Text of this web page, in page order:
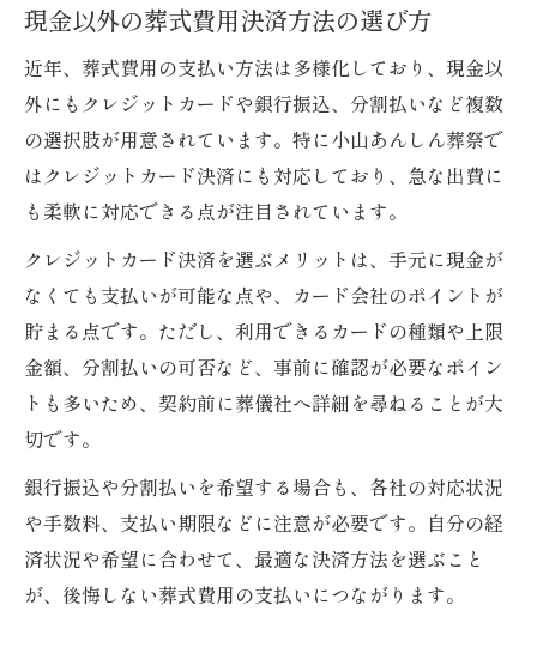
ット
ポイント還元でお得な葬式費用の管理法
葬式費用のカード決済で注意すべき点とは
クレジット対応の葬式費用支払い最新事情
安心できるカード払いの葬式費用サポート
知って得する葬式費用の補助金制度
葬式費用に使える補助金制度の基礎知識
自治体ごとの葬式費用補助金利用方法
補助金申請で葬式費用を抑える実践例
葬式費用補助金の申請条件と必要書類とは
現金以外の葬式費用決済方法の選び方
近年、葬式費用の支払い方法は多様化しており、現金以
外にもクレジットカードや銀行振込、分割払いなど複数
の選択肢が用意されています。特に小山あんしん葬祭で
はクレジットカード決済にも対応しており、急な出費に
も柔軟に対応できる点が注目されています。
クレジットカード決済を選ぶメリットは、手元に現金が
なくても支払いが可能な点や、カード会社のポイントが
貯まる点です。ただし、利用できるカードの種類や上限
金額、分割払いの可否など、事前に確認が必要なポイン
トも多いため、契約前に葬儀社へ詳細を尋ねることが大
切です。
銀行振込や分割払いを希望する場合も、各社の対応状況
や手数料、支払い期限などに注意が必要です。自分の経
済状況や希望に合わせて、最適な決済方法を選ぶこと
が、後悔しない葬式費用の支払いにつながります。